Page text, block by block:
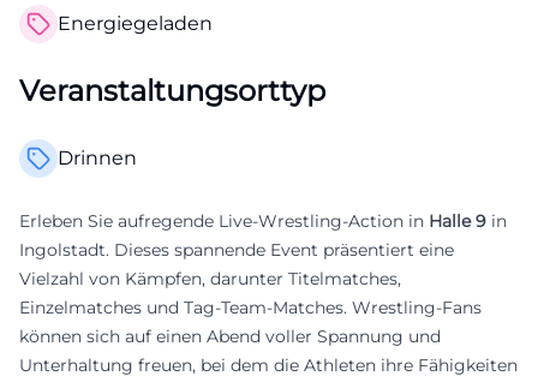
Energiegeladen
Veranstaltungsorttyp
Drinnen
Erleben Sie aufregende Live-Wrestling-Action in Halle 9 in
Ingolstadt. Dieses spannende Event präsentiert eine
Vielzahl von Kämpfen, darunter Titelmatches,
Einzelmatches und Tag-Team-Matches. Wrestling-Fans
können sich auf einen Abend voller Spannung und
Unterhaltung freuen, bei dem die Athleten ihre Fähigkeiten